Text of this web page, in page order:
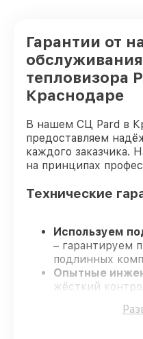
Гарантии от
тепловизора
Краснодаре
В нашем СЦ Pard в
предоставляем
каждого заказчика.
на принципах
Технические
Используем
– гарантируем
подлинных
Опытные
жёсткий